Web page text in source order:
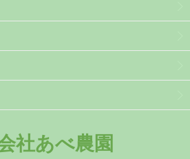
社あべ農園